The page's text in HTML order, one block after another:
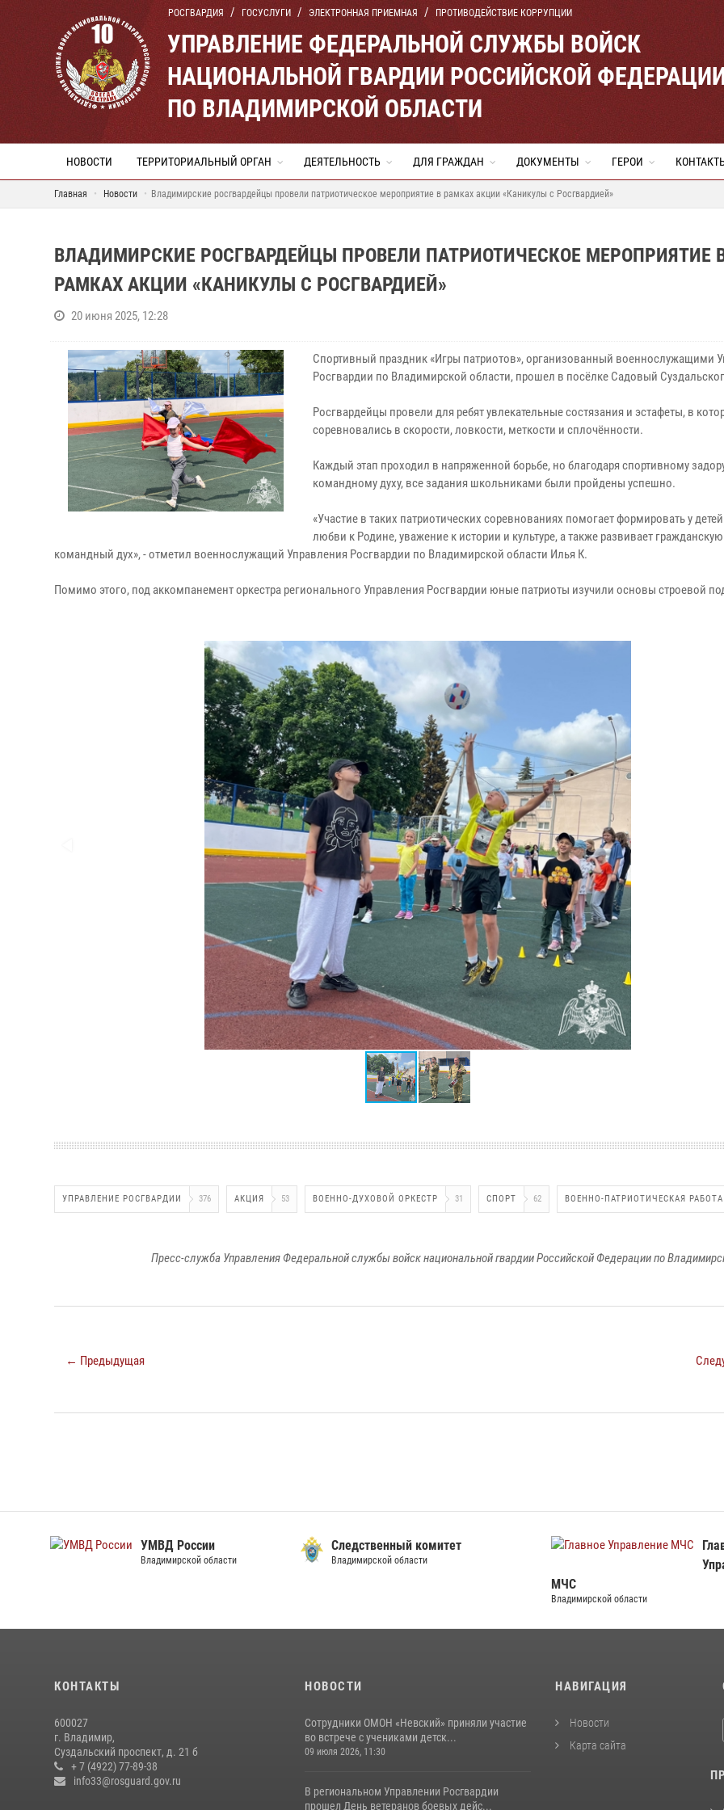
РОСГВАРДИЯ ГОСУСЛУГИ ЭЛЕКТРОННАЯ ПРИЕМНАЯ ПРОТИВОДЕЙСТВИЕ КОРРУПЦИИ
УПРАВЛЕНИЕ ФЕДЕРАЛЬНОЙ СЛУЖБЫ ВОЙСК
НАЦИОНАЛЬНОЙ ГВАРДИИ РОССИЙСКОЙ
ПО ВЛАДИМИРСКОЙ ОБЛАСТИ
НОВОСТИ ТЕРРИТОРИАЛЬНЫЙ ОРГАН ДЕЯТЕЛЬНОСТЬ ДЛЯ ГРАЖДАН ДОКУМЕНТЫ ГЕРОИ
Главная Новости Владимирские росгвардейцы провели патриотическое мероприятие в рамках акции «Каникулы с Росгвардией»
ВЛАДИМИРСКИЕ РОСГВАРДЕЙЦЫ ПРОВЕЛИ ПАТРИОТИЧЕСКОЕ МЕРОПРИЯТИЕ
РАМКАХ АКЦИИ «КАНИКУЛЫ С РОСГВАРДИЕЙ»
20 июня 2025, 12:28
Спортивный праздник «Игры патриотов», организованный военнослужащими
Росгвардии по Владимирской области, прошел в посёлке Садовый
Росгвардейцы провели для ребят увлекательные состязания и эстафеты, в
соревновались в скорости, ловкости, меткости и сплочённости.
Каждый этап проходил в напряженной борьбе, но благодаря спортивному
командному духу, все задания школьниками были пройдены успешно.
«Участие в таких патриотических соревнованиях помогает формировать у
любви к Родине, уважение к истории и культуре, а также развивает
командный дух», - отметил военнослужащий Управления Росгвардии по Владимирской области Илья К.
Помимо этого, под аккомпанемент оркестра регионального Управления Росгвардии юные патриоты изучили основы строевой
УПРАВЛЕНИЕ РОСГВАРДИИ 376 АКЦИЯ 53 ВОЕННО-ДУХОВОЙ ОРКЕСТР 31 СПОРТ 62 ВОЕННО-ПАТРИОТИЧЕСКАЯ РАБОТА
Пресс-служба Управления Федеральной службы войск национальной гвардии Российской Федерации по
← Предыдущая
УМВД России
Владимирской области
Следственный комитет
Владимирской области
МЧС
Владимирской области
КОНТАКТЫ
600027
г. Владимир,
Суздальский проспект, д. 21 б
+ 7 (4922) 77-89-38
info33@rosguard.gov.ru
НОВОСТИ
Сотрудники ОМОН «Невский» приняли участие
во встрече с учениками детск...
09 июля 2026, 11:30
В региональном Управлении Росгвардии
прошел День ветеранов боевых дейс...
НАВИГАЦИЯ
Новости
Карта сайта